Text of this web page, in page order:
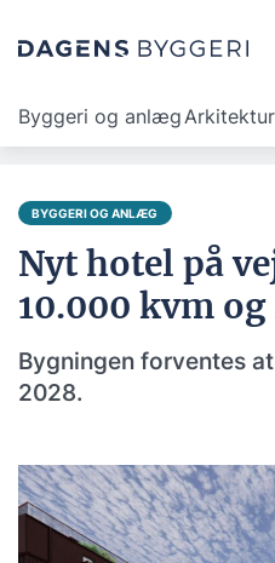
Byggeri og anlægArkitektur
BYGGERI OG ANLÆG
Nyt hotel på
10.000 kvm
Bygningen forventes
2028.